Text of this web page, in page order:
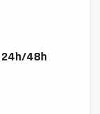
24h/48h